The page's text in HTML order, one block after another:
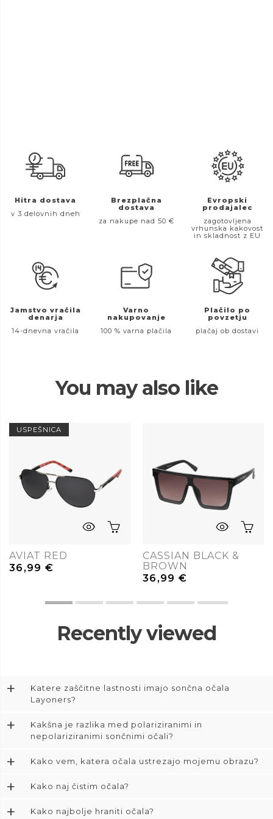
Hitra dostava
v 3 delovnih dneh
Brezplačna
dostava
za nakupe nad 50 €
Evropski
prodajalec
zagotovljena
vrhunska kakovost
in skladnost z EU
Jamstvo vračila
denarja
14-dnevna vračila
Varno
nakupovanje
100 % varna plačila
Plačilo po
povzetju
plačaj ob dostavi
You may also like
USPEŠNICA
AVIAT RED
36,99€
CASSIAN BLACK &
BROWN
36,99€
Recently viewed
+
Katere zaščitne lastnosti imajo sončna očala
Layoners?
+
Kakšna je razlika med polariziranimi in
nepolariziranimi sončnimi očali?
+ Kako vem, katera očala ustrezajo mojemu obrazu?
+ Kako naj čistim očala?
+ Kako najbolje hraniti očala?